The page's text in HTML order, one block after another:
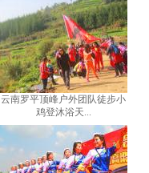
云南罗平顶峰户外团队徒步小
鸡登沐浴天...